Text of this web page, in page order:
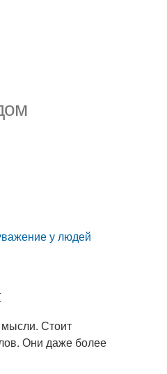
у людей
мысли. Стоит
Они даже более